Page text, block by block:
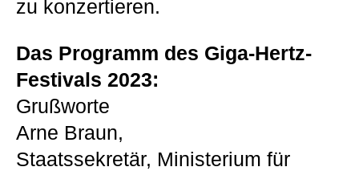
zu konzertieren.
Das Programm des Giga-Hertz-
Festivals 2023:
Grußworte
Arne Braun,
Staatssekretär, Ministerium für